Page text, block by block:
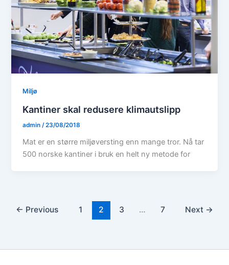
Miljø
Kantiner skal redusere klimautslipp
admin /23/08/2018
Mat er en større miljøversting enn mange tror. Nå tar
500 norske kantiner i bruk en helt ny metode for
← Previous 1 2 3 … 7 Next →